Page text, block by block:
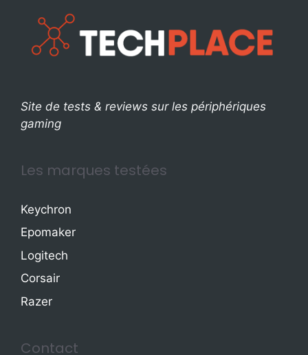
Site de tests & reviews sur les périphériques
gaming
Les marques testées
Keychron
Epomaker
Logitech
Corsair
Razer
Contact